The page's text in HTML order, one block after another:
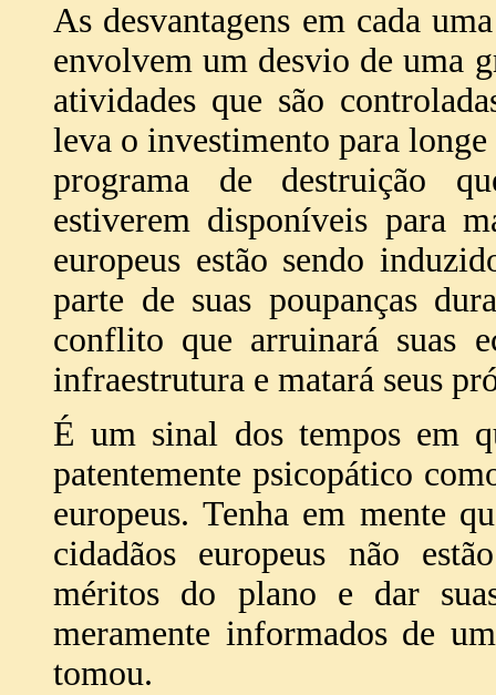
As desvantagens em cada
envolvem um desvio de uma
atividades que são
leva o investimento para
programa de destruição
estiverem disponíveis para
europeus estão sendo
parte de suas poupanças
conflito que arruinará suas
infraestrutura e matará seus
É um sinal dos tempos em
patentemente psicopático
europeus. Tenha em mente
cidadãos europeus não
méritos do plano e dar
meramente informados de
tomou.